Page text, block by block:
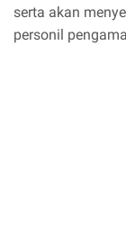
serta akan
personil